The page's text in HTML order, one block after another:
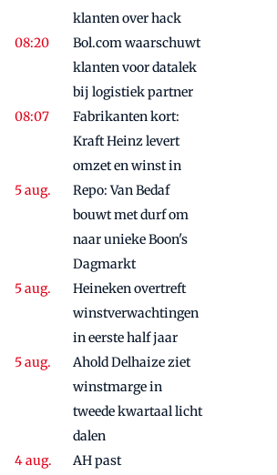
klanten over hack
Bol.com waarschuwt
klanten voor datalek
bij logistiek partner
Fabrikanten kort:
Kraft Heinz levert
omzet en winst in
Repo: Van Bedaf
bouwt met durf om
naar unieke Boon's
Dagmarkt
Heineken overtreft
winstverwachtingen
in eerste half jaar
Ahold Delhaize ziet
winstmarge in
tweede kwartaal licht
dalen
AH past